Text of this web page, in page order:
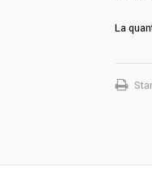
La